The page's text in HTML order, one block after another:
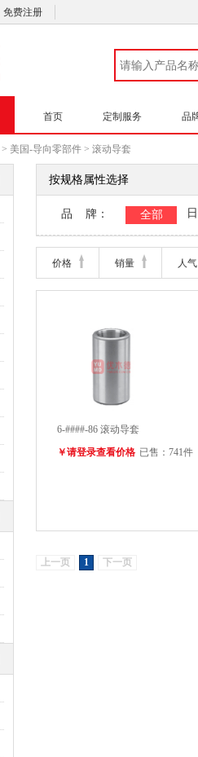
免费注册
首页 定制服务 品
> 美国-导向零部件 > 滚动导套
按规格属性选择
品 牌： 全部
Feintool
价格 销量 人气
6-####-86 滚动导套
￥请登录查看价格 已售：741件
上一页 1 下一页